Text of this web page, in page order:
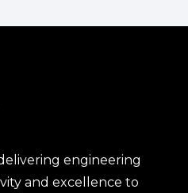
engineering
and excellence to